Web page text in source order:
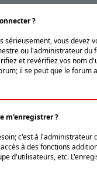
?
sérieusement, vous devez
ou l'administrateur du
et revérifiez vos nom
il se peut que le forum
m'enregistrer ?
c'est à
à des fonctions
d'utilisateurs, etc.